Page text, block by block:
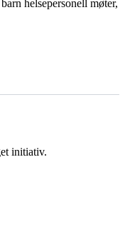
helsepersonell møter,
initiativ.